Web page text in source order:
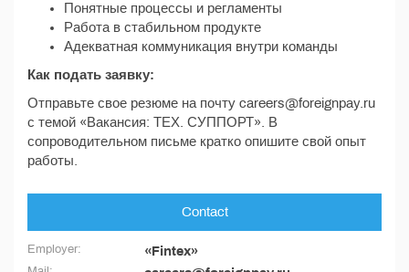
Понятные процессы и регламенты
Работа в стабильном продукте
Адекватная коммуникация внутри команды
Как подать заявку:
Отправьте свое резюме на почту careers@foreignpay.ru
с темой «Вакансия: ТЕХ. СУППОРТ». В
сопроводительном письме кратко опишите свой опыт
работы.
Contact
Employer: «Fintex»